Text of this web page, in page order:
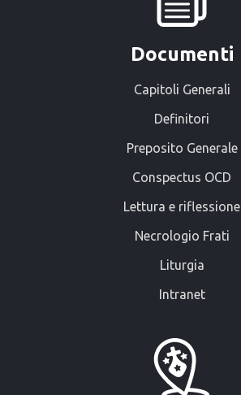
Documenti
Capitoli Generali
Definitori
Preposito Generale
Conspectus OCD
Lettura e riflessione
Necrologio Frati
Liturgia
Intranet